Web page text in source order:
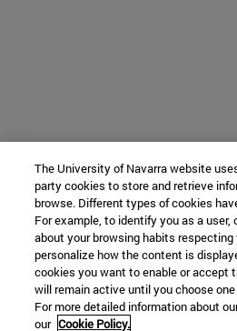
The University of Navarra website
party cookies to store and retrieve
browse. Different types of cookies
For example, to identify you as a
about your browsing habits respecting
personalize how the content is
cookies you want to enable or accept
will remain active until you choose
For more detailed information about
our Cookie Policy.